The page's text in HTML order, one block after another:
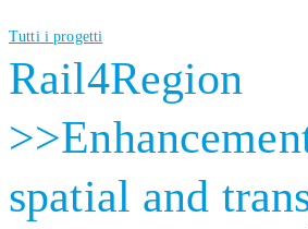
Tutti i progetti
Rail4Region
spatial and